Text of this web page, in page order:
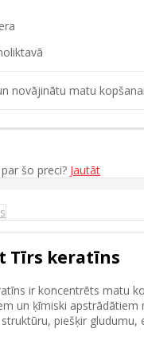
novājinātu matu
šo preci? Jautāt
Tīrs keratīns
ir koncentrēts matu
un ķīmiski apstrādātiem
piešķir gludumu,